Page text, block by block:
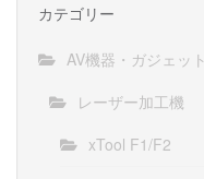
カテゴリー
AV機器・ガジェット
レーザー加工機
xTool F1/F2